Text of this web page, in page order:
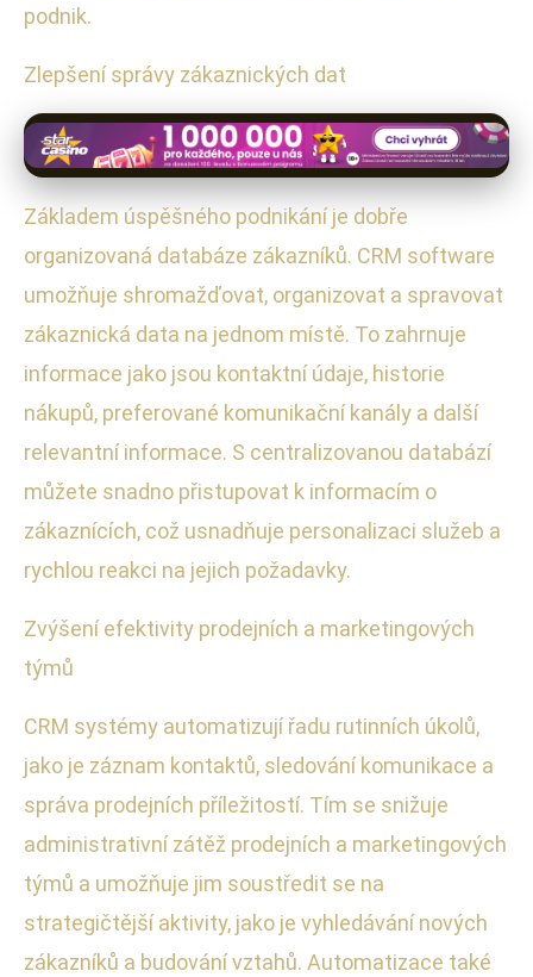
podnik.
Zlepšení správy zákaznických dat
Základem úspěšného podnikání je dobře
organizovaná databáze zákazníků. CRM software
umožňuje shromažďovat, organizovat a spravovat
zákaznická data na jednom místě. To zahrnuje
informace jako jsou kontaktní údaje, historie
nákupů, preferované komunikační kanály a další
relevantní informace. S centralizovanou databází
můžete snadno přistupovat k informacím o
zákaznících, což usnadňuje personalizaci služeb a
rychlou reakci na jejich požadavky.
Zvýšení efektivity prodejních a marketingových
týmů
CRM systémy automatizují řadu rutinních úkolů,
jako je záznam kontaktů, sledování komunikace a
správa prodejních příležitostí. Tím se snižuje
administrativní zátěž prodejních a marketingových
týmů a umožňuje jim soustředit se na
strategičtější aktivity, jako je vyhledávání nových
zákazníků a budování vztahů. Automatizace také